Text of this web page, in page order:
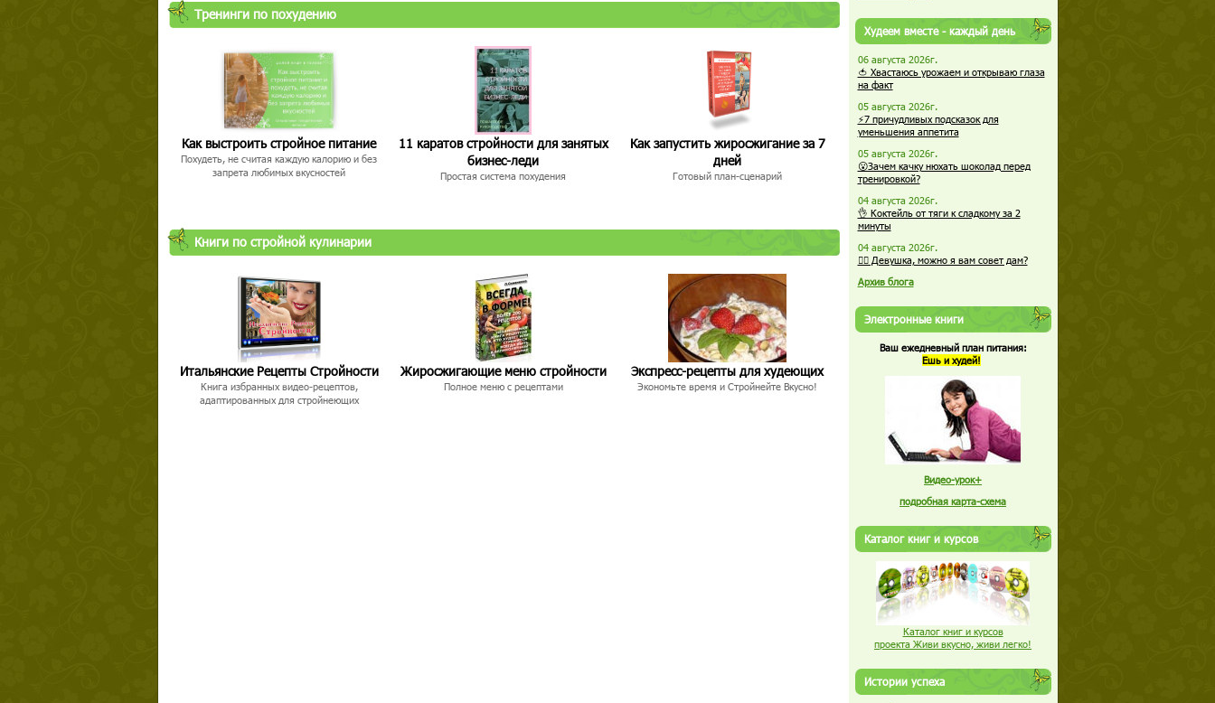
Тренинги по похудению
Как выстроить стройное питание
Похудеть, не считая каждую калорию и без
запрета любимых вкусностей
11 каратов стройности для занятых
бизнес-леди
Простая система похудения
Как запустить жиросжигание за 7
дней
Готовый план-сценарий
Книги по стройной кулинарии
Итальянские Рецепты Стройности
Книга избранных видео-рецептов,
адаптированных для стройнеющих
Жиросжигающие меню стройности
Полное меню с рецептами
Экспресс-рецепты для худеющих
Экономьте время и Стройнейте Вкусно!
Худеем вместе - каждый день
06 августа 2026г.
🍅 Хвастаюсь урожаем и открываю глаза
на факт
05 августа 2026г.
⚡7 причудливых подсказок для
уменьшения аппетита
05 августа 2026г.
😮Зачем качку нюхать шоколад перед
тренировкой?
04 августа 2026г.
👌 Коктейль от тяги к сладкому за 2
минуты
04 августа 2026г.
🏋️‍♀️ Девушка, можно я вам совет дам?
Архив блога
Электронные книги
Ваш ежедневный план питания:
Ешь и худей!
Видео-урок+
подробная карта-схема
Каталог книг и курсов
Каталог книг и курсов
проекта Живи вкусно, живи легко!
Истории успеха